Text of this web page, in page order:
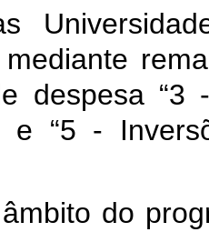
mediante
despesa “3
e “5 -
do